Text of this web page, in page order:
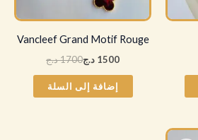
Vancleef Grand Motif Rouge
1700د.ج 1500 د.ج
إضافة إلى السلة